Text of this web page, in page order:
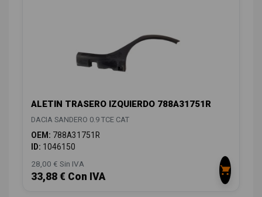
ALETIN TRASERO IZQUIERDO 788A31751R
DACIA SANDERO 0.9 TCE CAT
OEM: 788A31751R
ID: 1046150
28,00 € Sin IVA
33,88 € Con IVA